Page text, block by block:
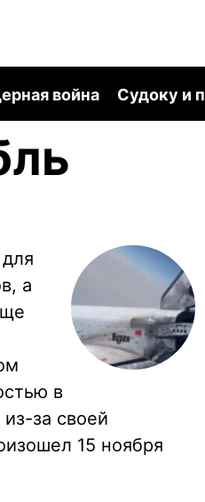
война Судоку и
а
в
из-за своей
15 ноября